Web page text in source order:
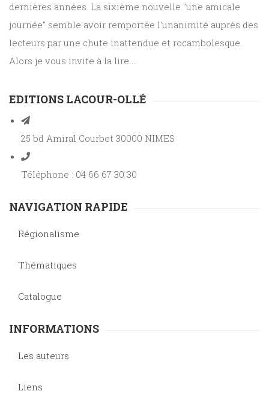
dernières années. La sixième nouvelle "une amicale
journée" semble avoir remportée l'unanimité auprès des
lecteurs par une chute inattendue et rocambolesque.
Alors je vous invite à la lire ...
EDITIONS LACOUR-OLLÉ
25 bd Amiral Courbet 30000 NIMES
Téléphone : 04 66 67 30 30
NAVIGATION RAPIDE
Régionalisme
Thématiques
Catalogue
INFORMATIONS
Les auteurs
Liens